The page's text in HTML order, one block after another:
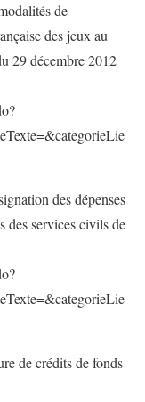
de
des jeux au
29 décembre 2012
des dépenses
des services civils de
de crédits de fonds